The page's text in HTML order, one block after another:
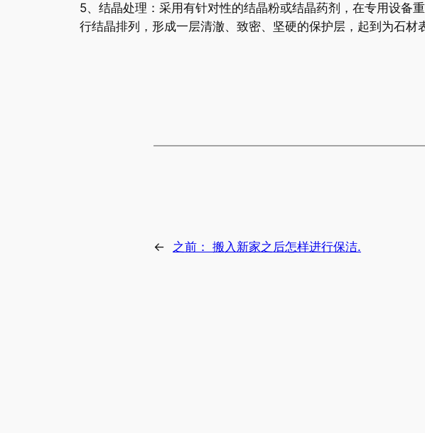
5、结晶处理：采用有针对性的结晶粉或结晶药剂，在专用设备
行结晶排列，形成一层清澈、致密、坚硬的保护层，起到为石
← 之前： 搬入新家之后怎样进行保洁.